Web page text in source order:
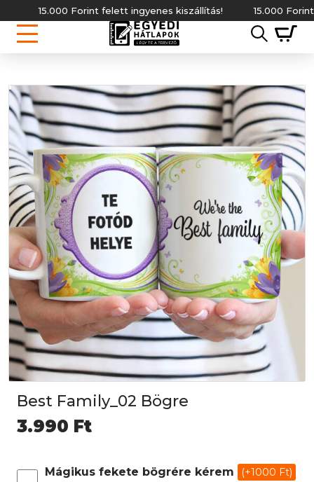
15.000 Forint felett ingyenes kiszállítás! 15.000 Forint
Best Family_02 Bögre
3.990 Ft
Mágikus fekete bögrére kérem (+1000 Ft)